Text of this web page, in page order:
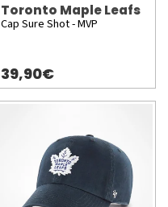
Toronto Maple Leafs
Cap Sure Shot - MVP
39,90€